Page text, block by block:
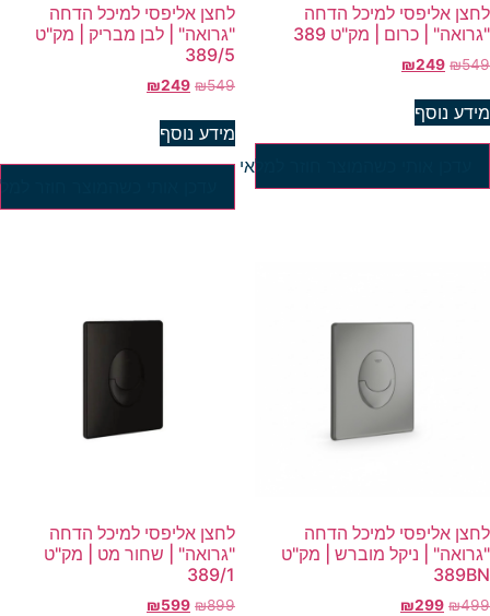
אליפסי למיכל הדחה
| כרום | מק"ט 389
₪
₪249
נוסף
עדכן אותי כשהמוצר חוזר למלאי
לחצן אליפסי למיכל הדחה
"גרואה" | לבן מבריק | מק"ט
389/5
₪549
₪249
מידע נוסף
עדכן אותי כשהמוצר חוזר
אליפסי למיכל הדחה
| ניקל מוברש | מק"ט
₪
₪299
לחצן אליפסי למיכל הדחה
"גרואה" | שחור מט | מק"ט
389/1
₪899
₪599